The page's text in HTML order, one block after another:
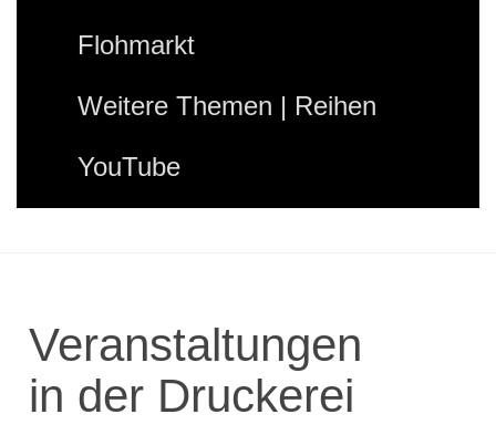
Flohmarkt
Weitere Themen | Reihen
YouTube
Veranstaltungen
in der Druckerei